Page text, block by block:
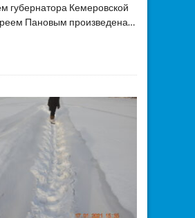
губернатора Кемеровской
Пановым произведена…